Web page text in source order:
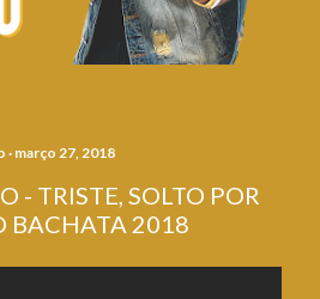
março 27, 2018
- TRISTE, SOLTO POR
BACHATA 2018